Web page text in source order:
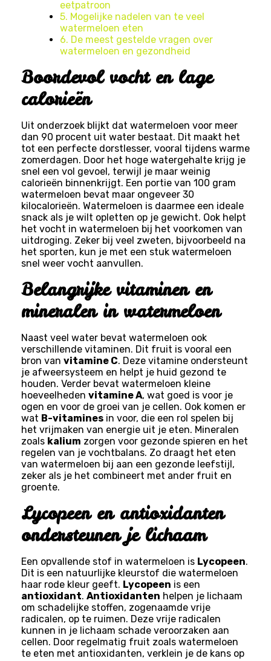
eetpatroon
5. Mogelijke nadelen van te veel
watermeloen eten
6. De meest gestelde vragen over
watermeloen en gezondheid
Boordevol vocht en lage
calorieën
Uit onderzoek blijkt dat watermeloen voor meer
dan 90 procent uit water bestaat. Dit maakt het
tot een perfecte dorstlesser, vooral tijdens warme
zomerdagen. Door het hoge watergehalte krijg je
snel een vol gevoel, terwijl je maar weinig
calorieën binnenkrijgt. Een portie van 100 gram
watermeloen bevat maar ongeveer 30
kilocalorieën. Watermeloen is daarmee een ideale
snack als je wilt opletten op je gewicht. Ook helpt
het vocht in watermeloen bij het voorkomen van
uitdroging. Zeker bij veel zweten, bijvoorbeeld na
het sporten, kun je met een stuk watermeloen
snel weer vocht aanvullen.
Belangrijke vitaminen en
mineralen in watermeloen
Naast veel water bevat watermeloen ook
verschillende vitaminen. Dit fruit is vooral een
bron van vitamine C. Deze vitamine ondersteunt
je afweersysteem en helpt je huid gezond te
houden. Verder bevat watermeloen kleine
hoeveelheden vitamine A, wat goed is voor je
ogen en voor de groei van je cellen. Ook komen er
wat B-vitaminesin voor, die een rol spelen bij
het vrijmaken van energie uit je eten. Mineralen
zoals kalium zorgen voor gezonde spieren en het
regelen van je vochtbalans. Zo draagt het eten
van watermeloen bij aan een gezonde leefstijl,
zeker als je het combineert met ander fruit en
groente.
Lycopeen en antioxidanten
ondersteunen je lichaam
Een opvallende stof in watermeloen is Lycopeen.
Dit is een natuurlijke kleurstof die watermeloen
haar rode kleur geeft. Lycopeen is een
antioxidant. Antioxidanten helpen je lichaam
om schadelijke stoffen, zogenaamde vrije
radicalen, op te ruimen. Deze vrije radicalen
kunnen in je lichaam schade veroorzaken aan
cellen. Door regelmatig fruit zoals watermeloen
te eten met antioxidanten, verklein je de kans op